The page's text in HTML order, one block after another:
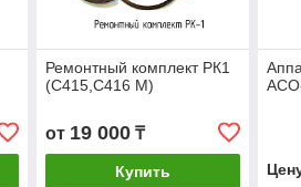
Ремонтный комплект РК1
(С415,С416 М)
от 19 000₸
Купить